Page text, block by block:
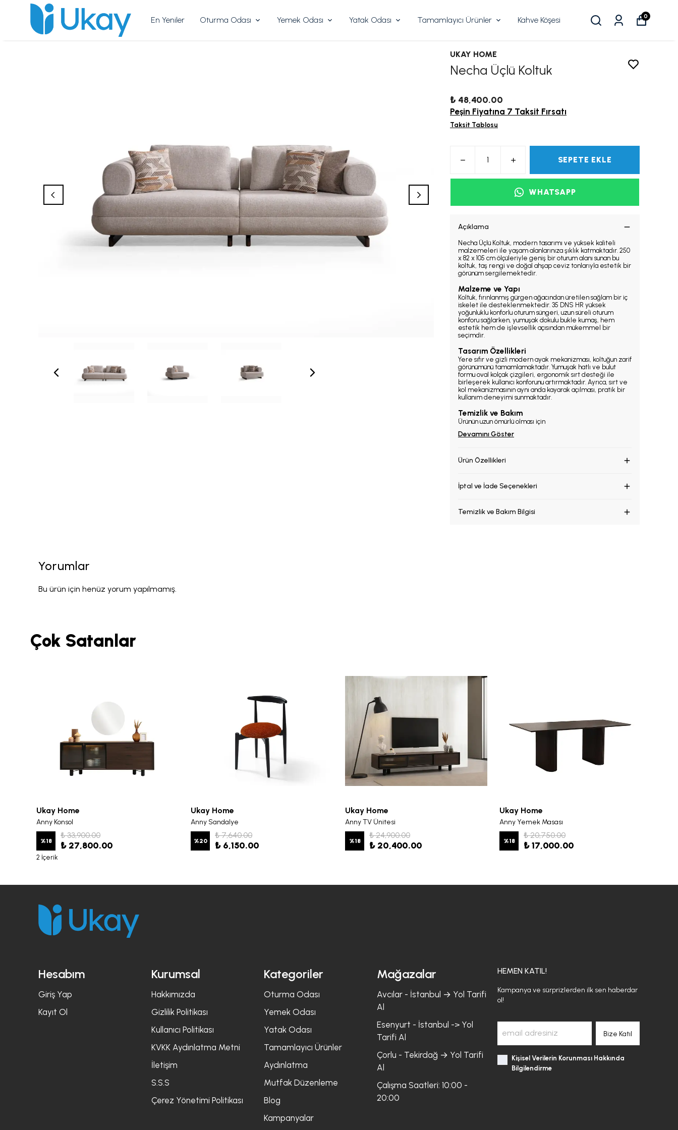
En Yeniler Oturma Odası Yemek Odası Yatak Odası Tamamlayıcı Ürünler Kahve Köşesi 0
UKAY HOME
Necha Üçlü Koltuk
₺ 48,400.00
Peşin Fiyatına 7 Taksit Fırsatı
Taksit Tablosu
SEPETE EKLE
WHATSAPP
Açıklama
Necha Üçlü Koltuk, modern tasarımı ve yüksek kaliteli
malzemeleri ile yaşam alanlarınıza şıklık katmaktadır. 250
x 82 x 105 cm ölçüleriyle geniş bir oturum alanı sunan bu
koltuk, taş rengi ve doğal ahşap ceviz tonlarıyla estetik bir
görünüm sergilemektedir.
Malzeme ve Yapı
Koltuk, fırınlanmış gürgen ağacından üretilen sağlam bir iç
iskelet ile desteklenmektedir. 35 DNS HR yüksek
yoğunluklu konforlu oturum süngeri, uzun süreli oturum
konforu sağlarken, yumuşak dokulu bukle kumaş, hem
estetik hem de işlevsellik açısından mükemmel bir
seçimdir.
Tasarım Özellikleri
Yere sıfır ve gizli modern ayak mekanizması, koltuğun zarif
görünümünü tamamlamaktadır. Yumuşak hatlı ve bulut
formu oval kolçak çizgileri, ergonomik sırt desteği ile
birleşerek kullanıcı konforunu artırmaktadır. Ayrıca, sırt ve
kol mekanizmasının aynı anda kayarak açılması, pratik bir
kullanım deneyimi sunmaktadır.
Temizlik ve Bakım
Ürünün uzun ömürlü olması için
Devamını Göster
Ürün Özellikleri
İptal ve İade Seçenekleri
Temizlik ve Bakım Bilgisi
Yorumlar
Bu ürün için henüz yorum yapılmamış.
Çok Satanlar
Ukay Home
Anny Konsol
%18
₺ 33,900.00
₺ 27,800.00
2 İçerik
Ukay Home
Anny Sandalye
%20
₺ 7,640.00
₺ 6,150.00
Ukay Home
Anny TV Ünitesi
%18
₺ 24,900.00
₺ 20,400.00
Ukay Home
Anny Yemek Masası
%18
₺ 20,750.00
₺ 17,000.00
Hesabım
Giriş Yap
Kayıt Ol
Kurumsal
Hakkımızda
Gizlilik Politikası
Kullanıcı Politikası
KVKK Aydınlatma Metni
İletişim
S.S.S
Çerez Yönetimi Politikası
Kategoriler
Oturma Odası
Yemek Odası
Yatak Odası
Tamamlayıcı Ürünler
Aydınlatma
Mutfak Düzenleme
Blog
Kampanyalar
Mağazalar
Avcılar - İstanbul → Yol Tarifi
Al
Esenyurt - İstanbul -> Yol
Tarifi Al
Çorlu - Tekirdağ → Yol Tarifi
Al
Çalışma Saatleri: 10:00 -
20:00
HEMEN KATIL!
Kampanya ve sürprizlerden ilk sen haberdar
ol!
Bize Katıl
Kişisel Verilerin Korunması Hakkında
Bilgilendirme